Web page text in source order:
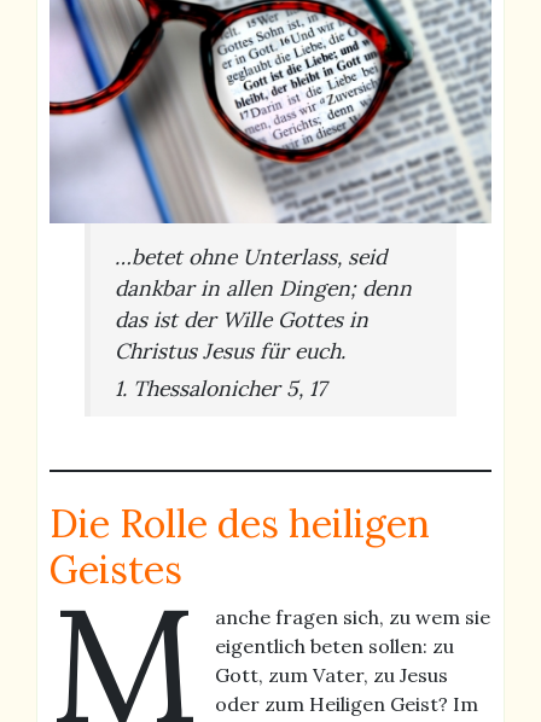
…betet ohne Unterlass, seid
dankbar in allen Dingen; denn
das ist der Wille Gottes in
Christus Jesus für euch.
1. Thessalonicher 5, 17
Die Rolle des heiligen
Geistes
M
anche fragen sich, zu wem sie
eigentlich beten sollen: zu
Gott, zum Vater, zu Jesus
oder zum Heiligen Geist? Im